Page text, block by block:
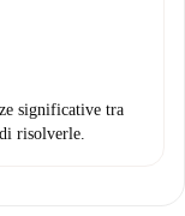
significative tra
risolverle.